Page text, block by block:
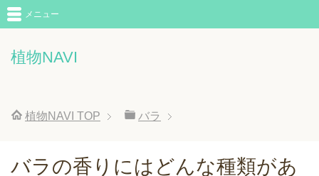
植物NAVI
メニュー
植物NAVI TOP バラ
バラの香りにはどんな種類があ